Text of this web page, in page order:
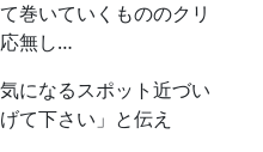
巻いていくもののクリ
無し…
になるスポット近づい
て下さい」と伝え